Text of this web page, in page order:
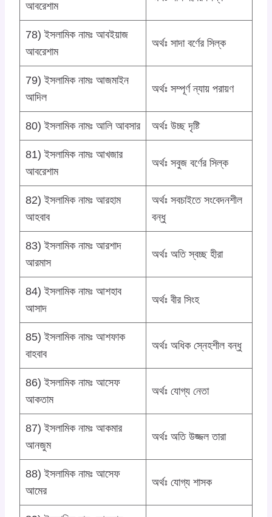
আবরেশাম
78) ইসলামিক নামঃ আবইয়াজ
আবরেশাম
অর্থঃ সাদা বর্ণের সিল্ক
79) ইসলামিক নামঃ আজমাইন
আদিল
অর্থঃ সম্পূর্ণ ন্যায় পরায়ণ
80) ইসলামিক নামঃ আলি আবসার অর্থঃ উচ্ছ দৃষ্টি
81) ইসলামিক নামঃ আখজার
আবরেশাম
অর্থঃ সবুজ বর্ণের সিল্ক
82) ইসলামিক নামঃ আরহাম
আহবাব
অর্থঃ সবচাইতে সংবেদনশীল
বন্ধু
83) ইসলামিক নামঃ আরশাদ
আরমাস
অর্থঃ অতি স্বচ্ছ হীরা
84) ইসলামিক নামঃ আশহাব
আসাদ
অর্থঃ বীর সিংহ
85) ইসলামিক নামঃ আশফাক
বাহবাব
অর্থঃ অধিক স্নেহশীল বন্ধু
86) ইসলামিক নামঃ আসেফ
আকতাম
অর্থঃ যোগ্য নেতা
87) ইসলামিক নামঃ আকমার
আনজুম
অর্থঃ অতি উজ্জল তারা
88) ইসলামিক নামঃ আসেফ
আমের
অর্থঃ যোগ্য শাসক